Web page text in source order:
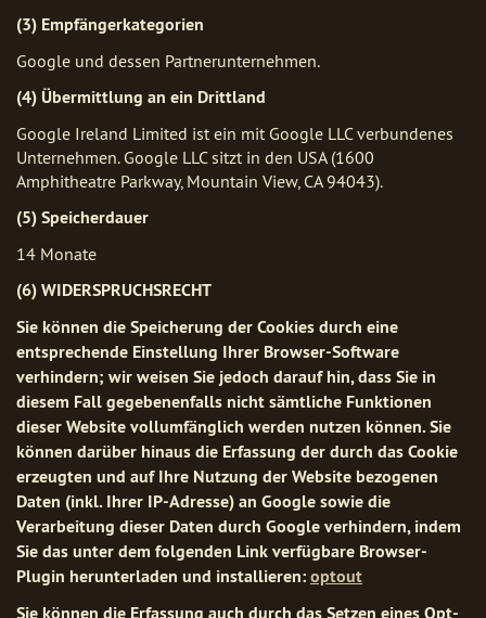
(3) Empfängerkategorien
Google und dessen Partnerunternehmen.
(4) Übermittlung an ein Drittland
Google Ireland Limited ist ein mit Google LLC verbundenes
Unternehmen. Google LLC sitzt in den USA (1600
Amphitheatre Parkway, Mountain View, CA 94043).
(5) Speicherdauer
14 Monate
(6) WIDERSPRUCHSRECHT
Sie können die Speicherung der Cookies durch eine
entsprechende Einstellung Ihrer Browser-Software
verhindern; wir weisen Sie jedoch darauf hin, dass Sie in
diesem Fall gegebenenfalls nicht sämtliche Funktionen
dieser Website vollumfänglich werden nutzen können. Sie
können darüber hinaus die Erfassung der durch das Cookie
erzeugten und auf Ihre Nutzung der Website bezogenen
Daten (inkl. Ihrer IP-Adresse) an Google sowie die
Verarbeitung dieser Daten durch Google verhindern, indem
Sie das unter dem folgenden Link verfügbare Browser-
Plugin herunterladen und installieren:optout
Sie können die Erfassung auch durch das Setzen eines Opt-